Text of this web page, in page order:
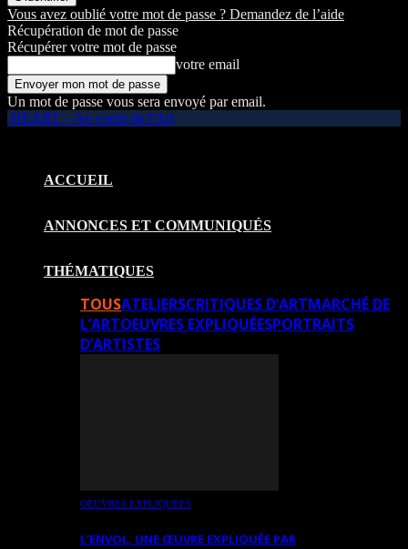
Vous avez oublié votre mot de passe ? Demandez de l’aide
Récupération de mot de passe
Récupérer votre mot de passe
votre email
Un mot de passe vous sera envoyé par email.
HEART – Au coeur de l'Art
ACCUEIL
ANNONCES ET COMMUNIQUÉS
THÉMATIQUES
TOUSATELIERSCRITIQUES D’ARTMARCHÉ DE
L’ARTOEUVRES EXPLIQUÉESPORTRAITS
D’ARTISTES
OEUVRES EXPLIQUÉES
L’ENVOL, UNE ŒUVRE EXPLIQUÉE PAR